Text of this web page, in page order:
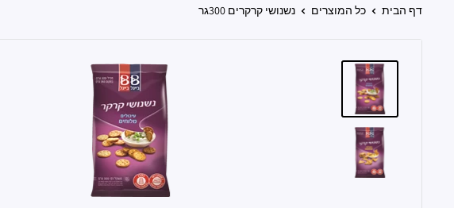
דף הבית כל המוצרים נשנושי קרקרים 300גר